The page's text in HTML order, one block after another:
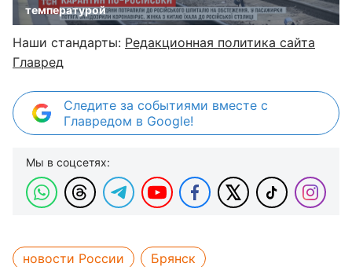
температурой
Наши стандарты: Редакционная политика сайта
Главред
Следите за событиями вместе с
Главредом в Google!
Мы в соцсетях:
новости России
Брянск